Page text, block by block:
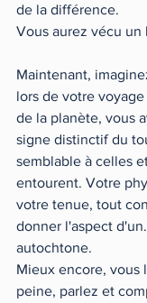
de la différence.
Vous aurez vécu un
Maintenant,
lors de votre
de la planète, vous
signe distinctif du
semblable à celles
entourent. Votre
votre tenue, tout
donner l'aspect
autochtone.
Mieux encore, vous
peine, parlez et